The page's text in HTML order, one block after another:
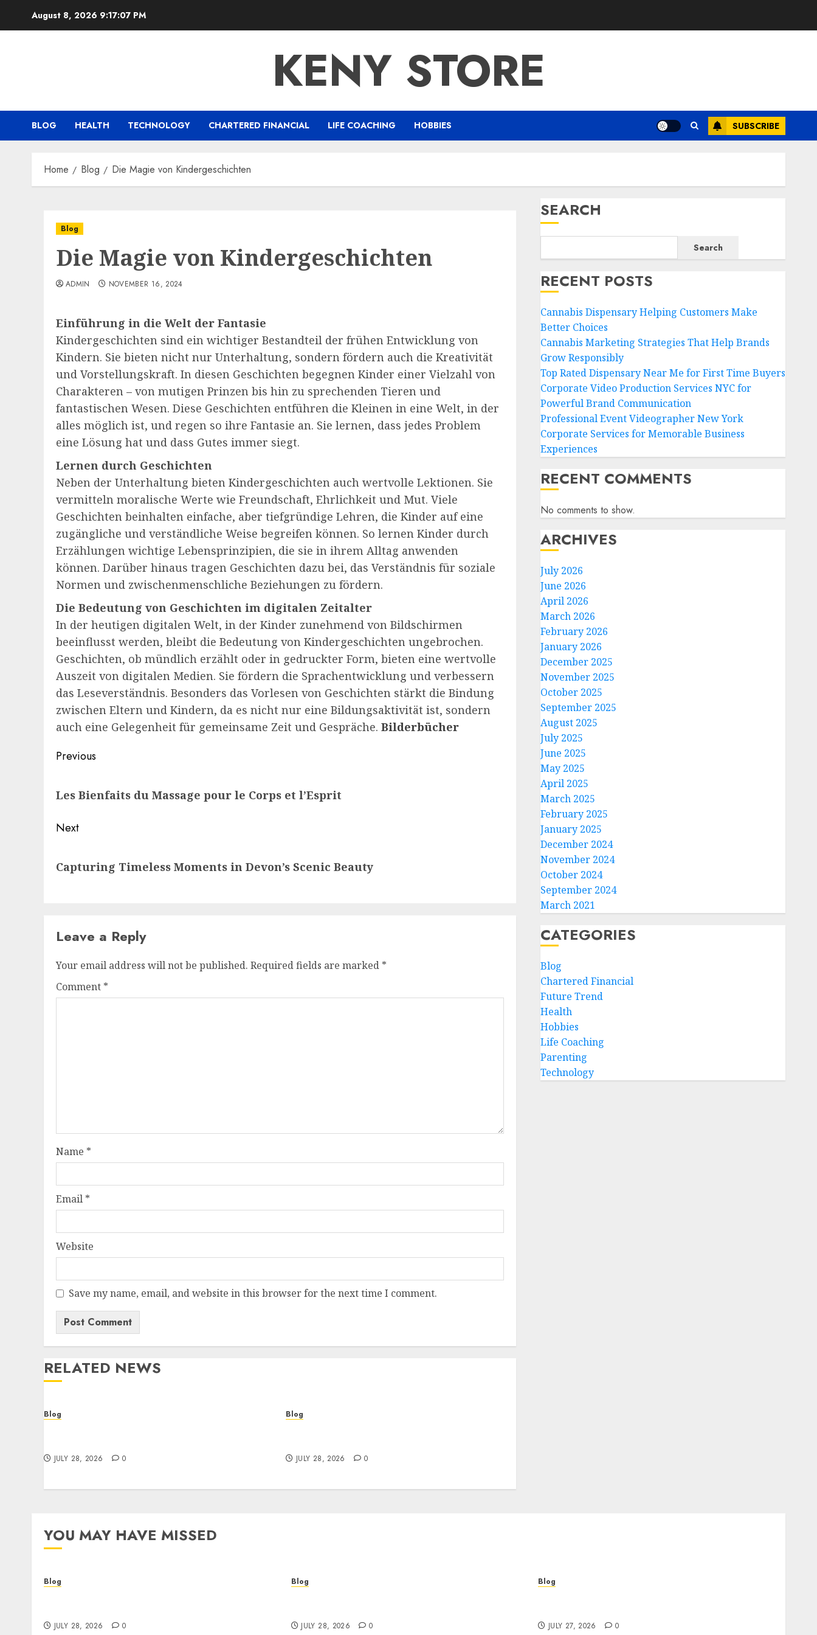
August 8, 2026 9:17:08 PM
KENY STORE
BLOG HEALTH TECHNOLOGY CHARTERED FINANCIAL LIFE COACHING HOBBIES SUBSCRIBE
Home Blog Die Magie von Kindergeschichten
Blog
Die Magie von Kindergeschichten
ADMIN NOVEMBER 16, 2024
Einführung in die Welt der Fantasie
Kindergeschichten sind ein wichtiger Bestandteil der frühen Entwicklung von
Kindern. Sie bieten nicht nur Unterhaltung, sondern fördern auch die Kreativität
und Vorstellungskraft. In diesen Geschichten begegnen Kinder einer Vielzahl von
Charakteren – von mutigen Prinzen bis hin zu sprechenden Tieren und
fantastischen Wesen. Diese Geschichten entführen die Kleinen in eine Welt, in der
alles möglich ist, und regen so ihre Fantasie an. Sie lernen, dass jedes Problem
eine Lösung hat und dass Gutes immer siegt.
Lernen durch Geschichten
Neben der Unterhaltung bieten Kindergeschichten auch wertvolle Lektionen. Sie
vermitteln moralische Werte wie Freundschaft, Ehrlichkeit und Mut. Viele
Geschichten beinhalten einfache, aber tiefgründige Lehren, die Kinder auf eine
zugängliche und verständliche Weise begreifen können. So lernen Kinder durch
Erzählungen wichtige Lebensprinzipien, die sie in ihrem Alltag anwenden
können. Darüber hinaus tragen Geschichten dazu bei, das Verständnis für soziale
Normen und zwischenmenschliche Beziehungen zu fördern.
Die Bedeutung von Geschichten im digitalen Zeitalter
In der heutigen digitalen Welt, in der Kinder zunehmend von Bildschirmen
beeinflusst werden, bleibt die Bedeutung von Kindergeschichten ungebrochen.
Geschichten, ob mündlich erzählt oder in gedruckter Form, bieten eine wertvolle
Auszeit von digitalen Medien. Sie fördern die Sprachentwicklung und verbessern
das Leseverständnis. Besonders das Vorlesen von Geschichten stärkt die Bindung
zwischen Eltern und Kindern, da es nicht nur eine Bildungsaktivität ist, sondern
auch eine Gelegenheit für gemeinsame Zeit und Gespräche. Bilderbücher
Post
Previous
post:
Les Bienfaits du Massage pour le Corps et l’Esprit
Next
post:
Capturing Timeless Moments in Devon’s Scenic Beauty
Leave a Reply
Your email address will not be published. Required fields are marked *
Comment *
Name *
Email *
Website
Save my name, email, and website in this browser for the next time I comment.
RELATED NEWS
Blog
JULY 28, 2026 0
Blog
JULY 28, 2026 0
SEARCH
Search
RECENT POSTS
Cannabis Dispensary Helping Customers Make
Better Choices
Cannabis Marketing Strategies That Help Brands
Grow Responsibly
Top Rated Dispensary Near Me for First Time Buyers
Corporate Video Production Services NYC for
Powerful Brand Communication
Professional Event Videographer New York
Corporate Services for Memorable Business
Experiences
RECENT COMMENTS
No comments to show.
ARCHIVES
July 2026
June 2026
April 2026
March 2026
February 2026
January 2026
December 2025
November 2025
October 2025
September 2025
August 2025
July 2025
June 2025
May 2025
April 2025
March 2025
February 2025
January 2025
December 2024
November 2024
October 2024
September 2024
March 2021
CATEGORIES
Blog
Chartered Financial
Future Trend
Health
Hobbies
Life Coaching
Parenting
Technology
YOU MAY HAVE MISSED
Blog
JULY 28, 2026 0
Blog
JULY 28, 2026 0
Blog
JULY 27, 2026 0